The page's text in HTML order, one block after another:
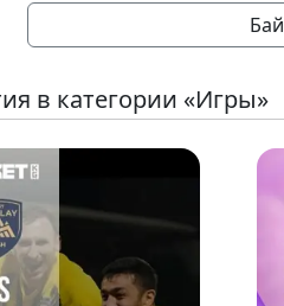
в категории «Игры»